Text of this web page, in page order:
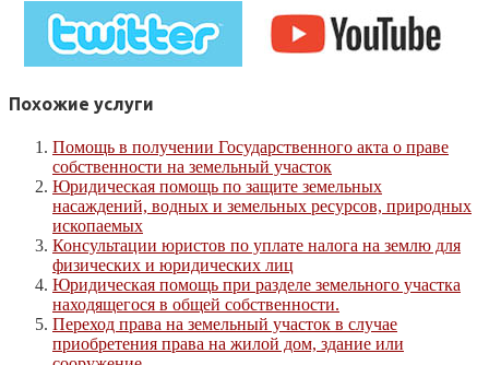
Похожие услуги
Помощь в получении Государственного акта о праве
собственности на земельный участок
Юридическая помощь по защите земельных
насаждений, водных и земельных ресурсов, природных
ископаемых
Консультации юристов по уплате налога на землю для
физических и юридических лиц
Юридическая помощь при разделе земельного участка
находящегося в общей собственности.
Переход права на земельный участок в случае
приобретения права на жилой дом, здание или